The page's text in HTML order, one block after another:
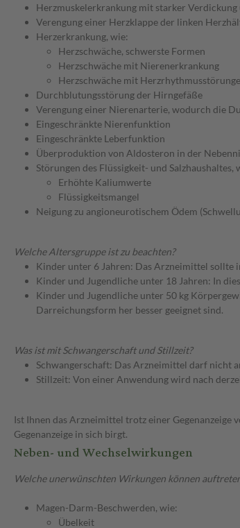
Herzmuskelerkrankung mit starker
Verengung einer Herzklappe der linken
Herzerkrankung, wie:
Herzschwäche, schwerste Formen
Herzschwäche mit Nierenerkrankung
Herzschwäche mit
Durchblutungsstörung der Hirngefäße
Verengung einer Nierenarterie, wodurch die
Eingeschränkte Nierenfunktion
Eingeschränkte Leberfunktion
Überproduktion von Aldosteron in der
Störungen des Flüssigkeit- und Salzhaushaltes,
Erhöhte Kaliumwerte
Flüssigkeitsmangel
Neigung zu angioneurotischem Ödem
Welche Altersgruppe ist zu beachten?
Kinder unter 6 Jahren: Das Arzneimittel sollte
Kinder und Jugendliche unter 18 Jahren: In
Kinder und Jugendliche unter 50 kg
Darreichungsform her besser geeignet sind.
Was ist mit Schwangerschaft und Stillzeit?
Schwangerschaft: Das Arzneimittel darf nicht
Stillzeit: Von einer Anwendung wird nach
Ist Ihnen das Arzneimittel trotz einer Gegenanzeige
Gegenanzeige in sich birgt.
Neben- und Wechselwirkungen
Welche unerwünschten Wirkungen können
Magen-Darm-Beschwerden, wie:
Übelkeit